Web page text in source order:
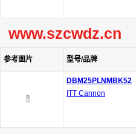
www.szcwdz.cn
参考图片 型号/品牌
DBM25PLNMBK52
ITT Cannon